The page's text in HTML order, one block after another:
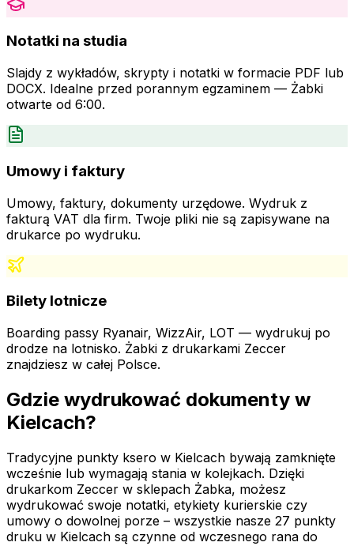
Notatki na studia
Slajdy z wykładów, skrypty i notatki w formacie PDF lub
DOCX. Idealne przed porannym egzaminem — Żabki
otwarte od 6:00.
Umowy i faktury
Umowy, faktury, dokumenty urzędowe. Wydruk z
fakturą VAT dla firm. Twoje pliki nie są zapisywane na
drukarce po wydruku.
Bilety lotnicze
Boarding passy Ryanair, WizzAir, LOT — wydrukuj po
drodze na lotnisko. Żabki z drukarkami Zeccer
znajdziesz w całej Polsce.
Gdzie wydrukować dokumenty w
Kielcach?
Tradycyjne punkty ksero w Kielcach bywają zamknięte
wcześnie lub wymagają stania w kolejkach. Dzięki
drukarkom Zeccer w sklepach Żabka, możesz
wydrukować swoje notatki, etykiety kurierskie czy
umowy o dowolnej porze – wszystkie nasze 27 punkty
druku w Kielcach są czynne od wczesnego rana do